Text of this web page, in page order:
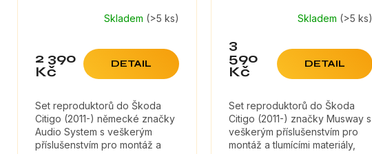
Skladem (>5 ks)
2 390
Kč
DETAIL
Set reproduktorů do Škoda
Citigo (2011-) německé značky
Audio System s veškerým
příslušenstvím pro montáž a
Skladem (>5 ks)
3
590
Kč
DETAIL
Set reproduktorů do Škoda
Citigo (2011-) značky Musway s
veškerým příslušenstvím pro
montáž a tlumícími materiály,